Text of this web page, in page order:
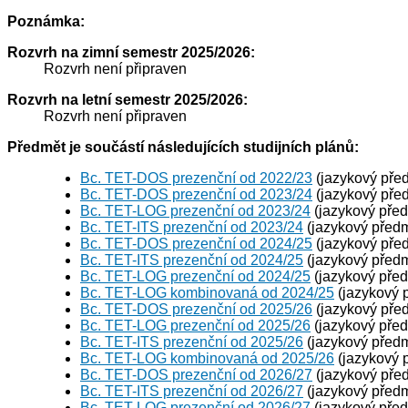
Poznámka:
Rozvrh na zimní semestr 2025/2026:
Rozvrh není připraven
Rozvrh na letní semestr 2025/2026:
Rozvrh není připraven
Předmět je součástí následujících studijních plánů:
Bc. TET-DOS prezenční od 2022/23 (jazykový
Bc. TET-DOS prezenční od 2023/24 (jazykový
Bc. TET-LOG prezenční od 2023/24 (jazykový
Bc. TET-ITS prezenční od 2023/24 (jazykový
Bc. TET-DOS prezenční od 2024/25 (jazykový
Bc. TET-ITS prezenční od 2024/25 (jazykový
Bc. TET-LOG prezenční od 2024/25 (jazykový
Bc. TET-LOG kombinovaná od 2024/25 (jazykový
Bc. TET-DOS prezenční od 2025/26 (jazykový
Bc. TET-LOG prezenční od 2025/26 (jazykový
Bc. TET-ITS prezenční od 2025/26 (jazykový
Bc. TET-LOG kombinovaná od 2025/26 (jazykový
Bc. TET-DOS prezenční od 2026/27 (jazykový
Bc. TET-ITS prezenční od 2026/27 (jazykový